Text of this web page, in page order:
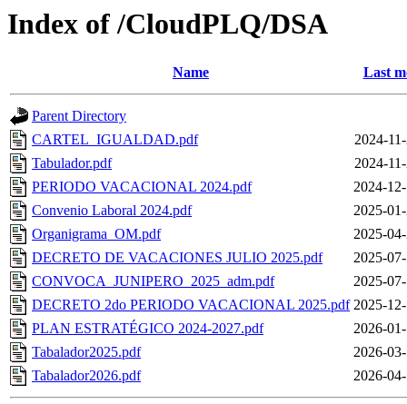
Index of /CloudPLQ/DSA
Name Last
Parent Directory
CARTEL_IGUALDAD.pdf
2024-
Tabulador.pdf
2024-
PERIODO VACACIONAL 2024.pdf
2024-
Convenio Laboral 2024.pdf
2025-
Organigrama_OM.pdf
2025-
DECRETO DE VACACIONES JULIO 2025.pdf
2025-
CONVOCA_JUNIPERO_2025_adm.pdf
2025-
DECRETO 2do PERIODO VACACIONAL 2025.pdf 2025-
PLAN ESTRATÉGICO 2024-2027.pdf
2026-
Tabalador2025.pdf
2026-
Tabalador2026.pdf
2026-